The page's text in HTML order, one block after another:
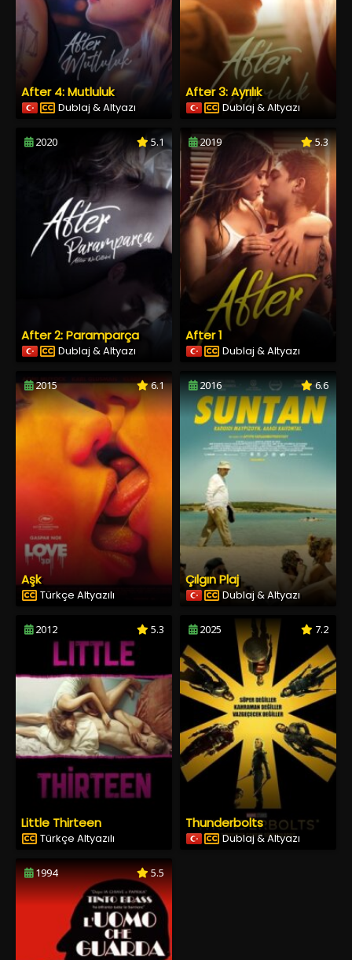
After 4: Mutluluk
Dublaj & Altyazı
After 3: Ayrılık
Dublaj & Altyazı
2020 5.1
After 2: Paramparça
Dublaj & Altyazı
2019 5.3
After 1
Dublaj & Altyazı
2015 6.1
Aşk
Türkçe Altyazılı
2016 6.6
Çılgın Plaj
Dublaj & Altyazı
2012 5.3
Little Thirteen
Türkçe Altyazılı
2025 7.2
Thunderbolts
Dublaj & Altyazı
1994 5.5